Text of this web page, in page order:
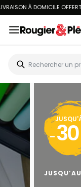
LIVRAISON À
JUSQU'À
- 30 %
JUSQU’AU